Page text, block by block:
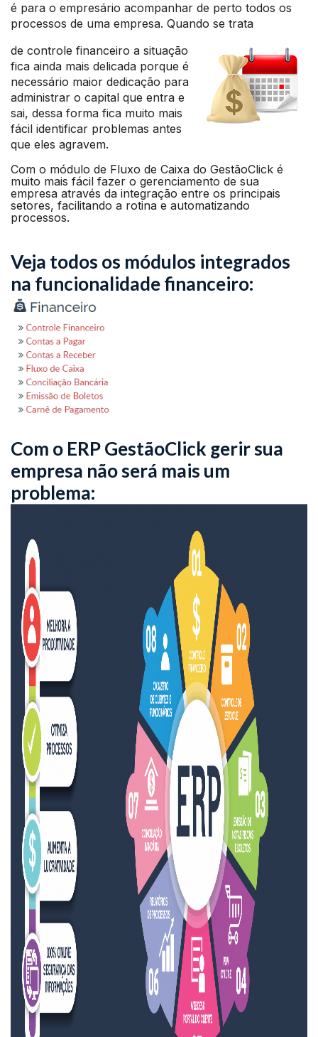
é para o empresário acompanhar de perto todos os
processos de uma empresa. Quando se trata
de controle financeiro a situação
fica ainda mais delicada porque é
necessário maior dedicação para
administrar o capital que entra e
sai, dessa forma fica muito mais
fácil identificar problemas antes
que eles agravem.
Com o módulo de Fluxo de Caixa do GestãoClick é
muito mais fácil fazer o gerenciamento de sua
empresa através da integração entre os principais
setores, facilitando a rotina e automatizando
processos.
Veja todos os módulos integrados
na funcionalidade financeiro:
Com o ERP GestãoClick gerir sua
empresa não será mais um
problema: